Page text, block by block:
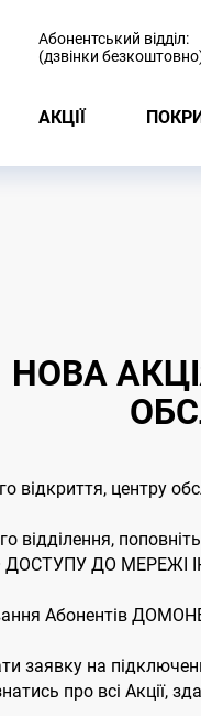
Абонентський відділ:
(дзвінки
АКЦІЇ
НОВА
відкриття, центру
відділення,
ДО МЕРЕЖІ
Абонентів
заявку на
про всі Акції,